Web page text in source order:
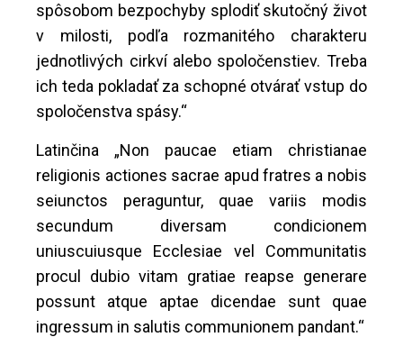
spôsobom bezpochyby splodiť skutočný život
v milosti, podľa rozmanitého charakteru
jednotlivých cirkví alebo spoločenstiev. Treba
ich teda pokladať za schopné otvárať vstup do
spoločenstva spásy.“
Latinčina „Non paucae etiam christianae
religionis actiones sacrae apud fratres a nobis
seiunctos peraguntur, quae variis modis
secundum diversam condicionem
uniuscuiusque Ecclesiae vel Communitatis
procul dubio vitam gratiae reapse generare
possunt atque aptae dicendae sunt quae
ingressum in salutis communionem pandant.“